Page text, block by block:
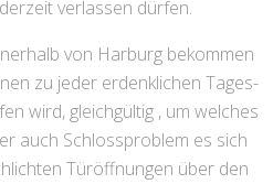
verlassen dürfen.
von Harburg bekommen
zu jeder erdenklichen Tages-
wird, gleichgültig , um welches
auch Schlossproblem es sich
Türöffnungen über den